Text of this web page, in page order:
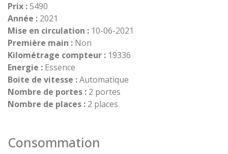
Prix :5490
Année : 2021
Mise en circulation : 10-06-2021
Première main : Non
Kilométrage compteur : 19336
Energie : Essence
Boite de vitesse :Automatique
Nombre de portes : 2 portes
Nombre de places : 2 places
Consommation